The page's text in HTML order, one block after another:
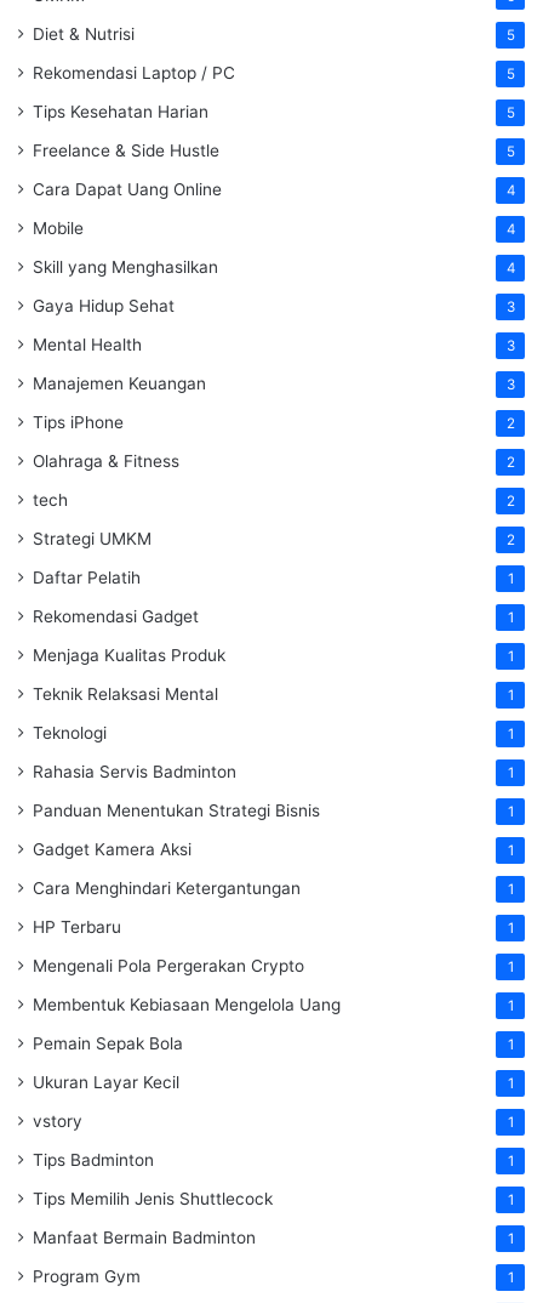
Diet & Nutrisi 5
Rekomendasi Laptop / PC 5
Tips Kesehatan Harian 5
Freelance & Side Hustle 5
Cara Dapat Uang Online 4
Mobile 4
Skill yang Menghasilkan 4
Gaya Hidup Sehat 3
Mental Health 3
Manajemen Keuangan 3
Tips iPhone 2
Olahraga & Fitness 2
tech 2
Strategi UMKM 2
Daftar Pelatih 1
Rekomendasi Gadget 1
Menjaga Kualitas Produk 1
Teknik Relaksasi Mental 1
Teknologi 1
Rahasia Servis Badminton 1
Panduan Menentukan Strategi Bisnis 1
Gadget Kamera Aksi 1
Cara Menghindari Ketergantungan 1
HP Terbaru 1
Mengenali Pola Pergerakan Crypto 1
Membentuk Kebiasaan Mengelola Uang 1
Pemain Sepak Bola 1
Ukuran Layar Kecil 1
vstory 1
Tips Badminton 1
Tips Memilih Jenis Shuttlecock 1
Manfaat Bermain Badminton 1
Program Gym 1